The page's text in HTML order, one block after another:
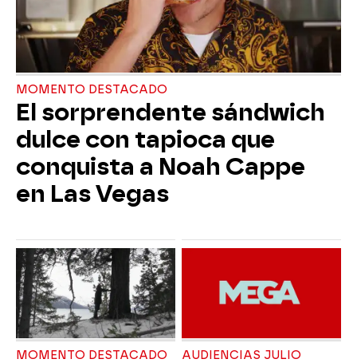
MOMENTO DESTACADO
El sorprendente sándwich
dulce con tapioca que
conquista a Noah Cappe
en Las Vegas
MOMENTO DESTACADO AUDIENCIAS JULIO